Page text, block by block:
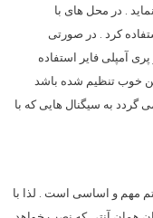
کرد . در صورتی
آمپلی فایر استفاده
خوب تنظیم شده باشد
به سیگنال هایی که با
مهم و اساسی است . لذا با